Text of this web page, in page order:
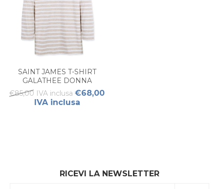
SAINT JAMES T-SHIRT
GALATHEE DONNA
€85,00 IVA inclusa €68,00
IVA inclusa
RICEVI LA NEWSLETTER